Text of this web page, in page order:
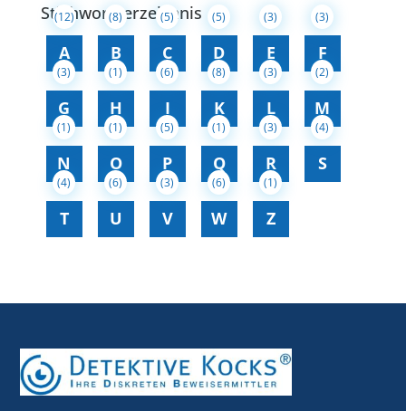
Stichwortverzeichnis
A
(12)
B
(8)
C
(5)
D
(5)
E
(3)
F
(3)
G
(3)
H
(1)
I
(6)
K
(8)
L
(3)
M
(2)
N
(1)
O
(1)
P
(5)
Q
(1)
R
(3)
S
(4)
T
(4)
U
(6)
V
(3)
W
(6)
Z
(1)